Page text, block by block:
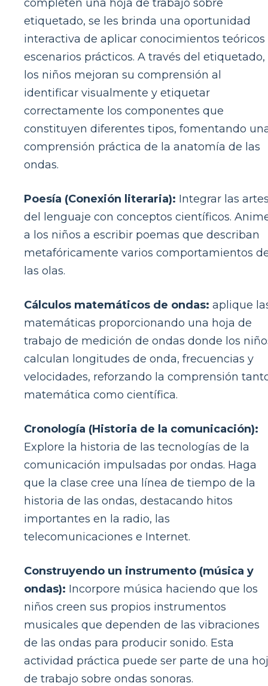
completen una hoja de trabajo sobre
etiquetado, se les brinda una oportunidad
interactiva de aplicar conocimientos teóricos
escenarios prácticos. A través del etiquetado,
los niños mejoran su comprensión al
identificar visualmente y etiquetar
correctamente los componentes que
constituyen diferentes tipos, fomentando
comprensión práctica de la anatomía de las
ondas.
Poesía (Conexión literaria): Integrar las
del lenguaje con conceptos científicos.
a los niños a escribir poemas que describan
metafóricamente varios comportamientos
las olas.
Cálculos matemáticos de ondas: aplique
matemáticas proporcionando una hoja de
trabajo de medición de ondas donde los
calculan longitudes de onda, frecuencias y
velocidades, reforzando la comprensión
matemática como científica.
Cronología (Historia de la comunicación):
Explore la historia de las tecnologías de la
comunicación impulsadas por ondas. Haga
que la clase cree una línea de tiempo de la
historia de las ondas, destacando hitos
importantes en la radio, las
telecomunicaciones e Internet.
Construyendo un instrumento (música y
ondas): Incorpore música haciendo que los
niños creen sus propios instrumentos
musicales que dependen de las vibraciones
de las ondas para producir sonido. Esta
actividad práctica puede ser parte de una
de trabajo sobre ondas sonoras.